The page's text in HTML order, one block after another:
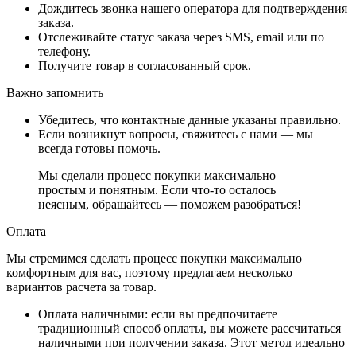
Дождитесь звонка нашего оператора для подтверждения
заказа.
Отслеживайте статус заказа через SMS, email или по
телефону.
Получите товар в согласованный срок.
Важно запомнить
Убедитесь, что контактные данные указаны правильно.
Если возникнут вопросы, свяжитесь с нами — мы
всегда готовы помочь.
Мы сделали процесс покупки максимально
простым и понятным. Если что-то осталось
неясным, обращайтесь — поможем разобраться!
Оплата
Мы стремимся сделать процесс покупки максимально
комфортным для вас, поэтому предлагаем несколько
вариантов расчета за товар.
Оплата наличными: если вы предпочитаете
традиционный способ оплаты, вы можете рассчитаться
наличными при получении заказа. Этот метод идеально